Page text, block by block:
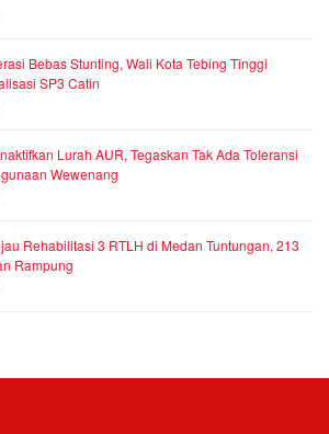
Bebas Stunting, Wali Kota Tebing Tinggi
SP3 Catin
Lurah AUR, Tegaskan Tak Ada Toleransi
Wewenang
Rehabilitasi 3 RTLH di Medan Tuntungan, 213
Rampung